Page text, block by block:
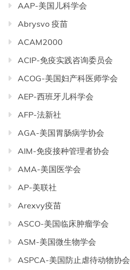
AAP-美国儿科学会
Abrysvo 疫苗
ACAM2000
ACIP-免疫实践咨询委员会
ACOG-美国妇产科医师学会
AEP-西班牙儿科学会
AFP-法新社
AGA-美国胃肠病学协会
AIM-免疫接种管理者协会
AMA-美国医学会
AP-美联社
Arexvy疫苗
ASCO-美国临床肿瘤学会
ASM-美国微生物学会
ASPCA-美国防止虐待动物协会